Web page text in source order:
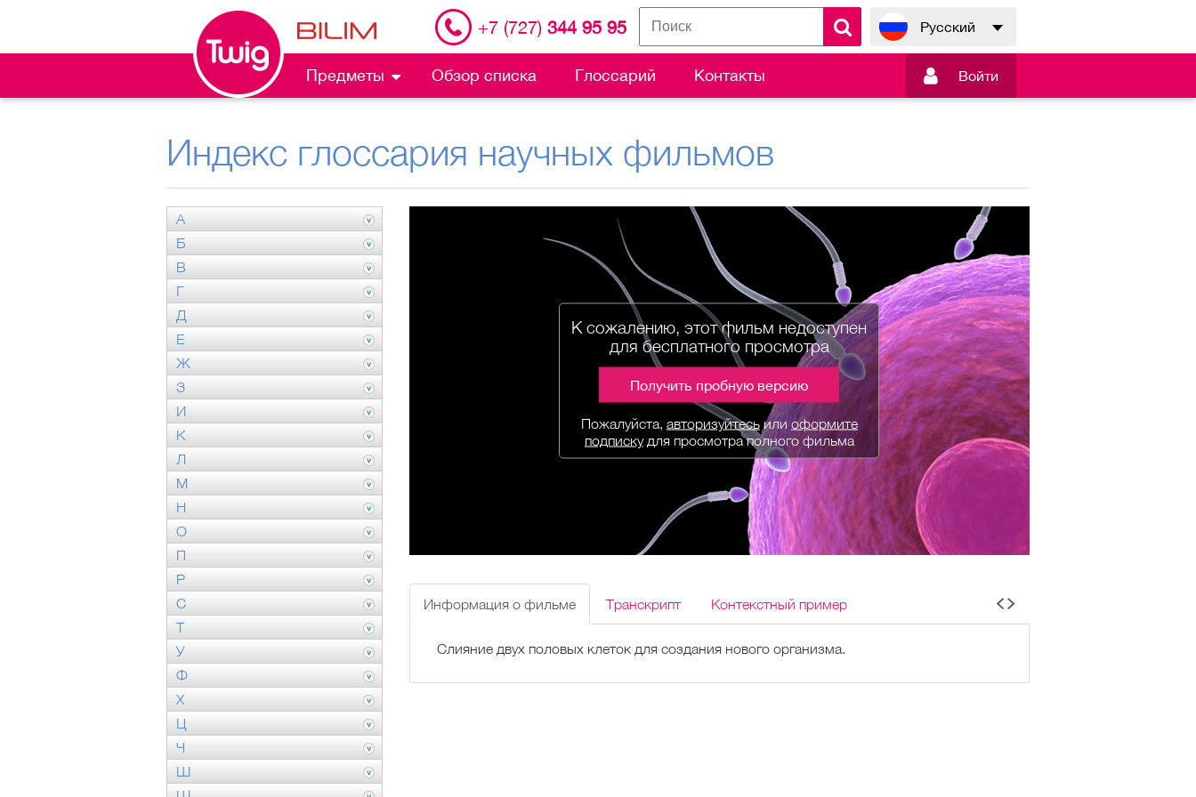
+7 (727) 344 95 95 Русский
Предметы Обзор списка Глоссарий Контакты  Войти
Индекс глоссария научных фильмов
А
Б
В
Г
Д
Е
Ж
З
И
К
Л
М
Н
О
П
Р
С
Т
У
Ф
Х
Ц
Ч
Ш
К сожалению, этот фильм недоступен
для бесплатного просмотра
Получить пробную версию
Пожалуйста, авторизуйтесьилиоформите
подпискудля просмотра полного фильма
Информация о фильме Транскрипт Контекстный пример
Слияние двух половых клеток для создания нового организма.